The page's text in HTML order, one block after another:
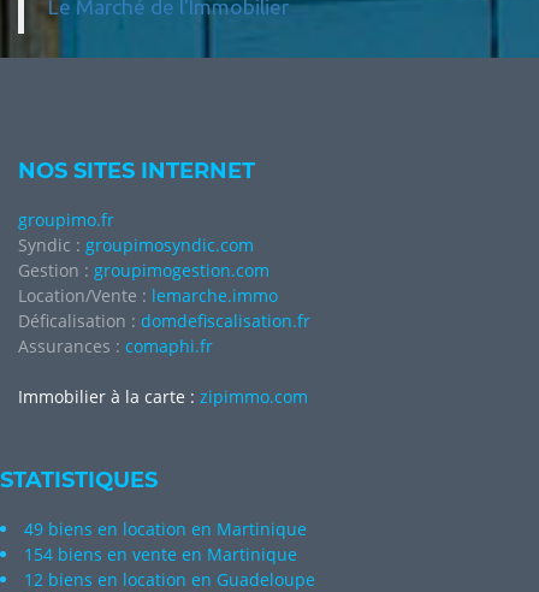
Le Marché de l'Immobilier
NOS SITES INTERNET
groupimo.fr
Syndic : groupimosyndic.com
Gestion : groupimogestion.com
Location/Vente : lemarche.immo
Déficalisation : domdefiscalisation.fr
Assurances : comaphi.fr
Immobilier à la carte : zipimmo.com
STATISTIQUES
49 biens en location en Martinique
154 biens en vente en Martinique
12 biens en location en Guadeloupe